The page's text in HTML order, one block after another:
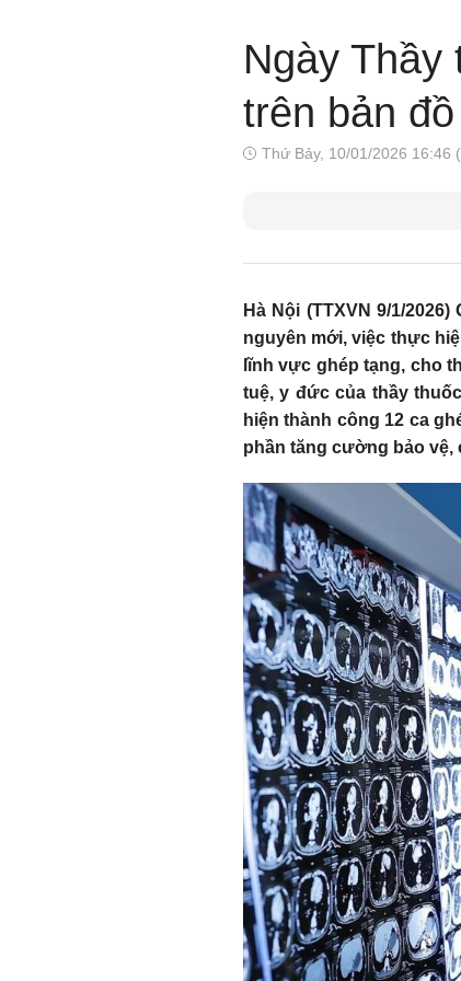
Ngày Thầy
trên bản
Thứ Bảy, 10/01/2026 16:46
Hà Nội (TTXVN 9/1/
nguyên mới, việc thực
lĩnh vực ghép tạng, cho
tuệ, y đức của thầy
hiện thành công 12 ca
phần tăng cường bảo vệ,